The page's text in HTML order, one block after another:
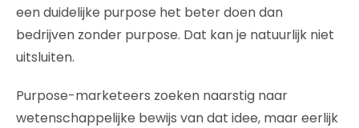
een duidelijke purpose het beter doen dan
bedrijven zonder purpose. Dat kan je natuurlijk niet
uitsluiten.
Purpose-marketeers zoeken naarstig naar
wetenschappelijke bewijs van dat idee, maar eerlijk